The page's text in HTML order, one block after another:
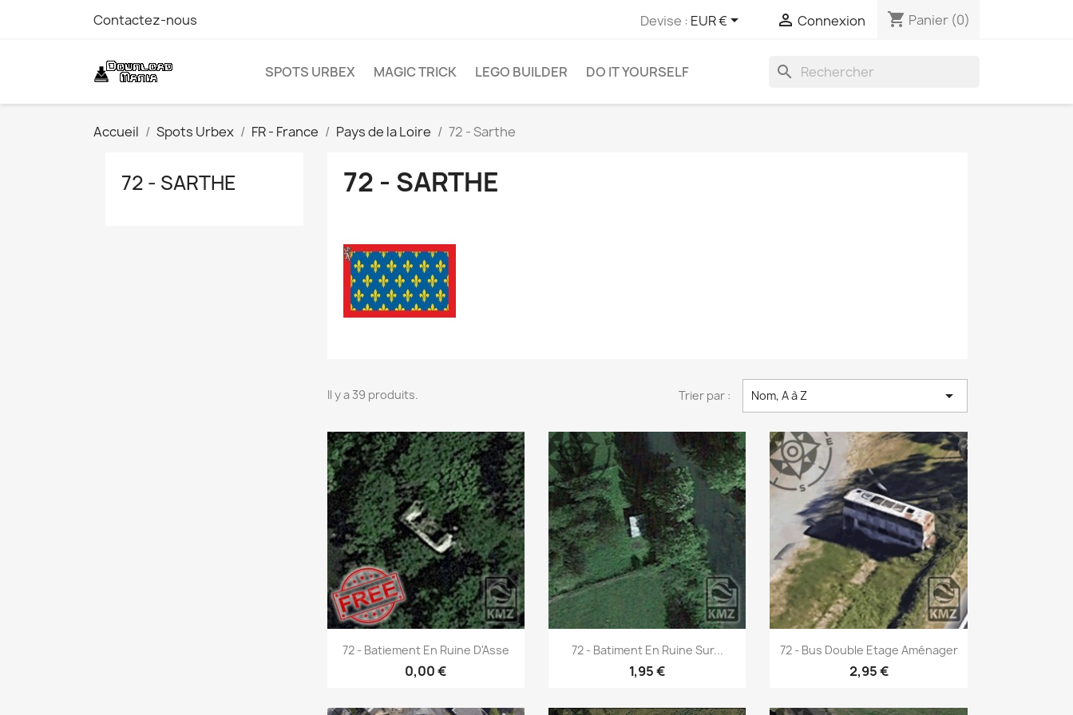
Contactez-nous Devise : EUR €  Connexion shopping_cart Panier (0)
SPOTS URBEX MAGIC TRICK LEGO BUILDER DO IT YOURSELF search
Accueil Spots Urbex FR - France Pays de la Loire 72 - Sarthe
72 - SARTHE 72 - SARTHE
Il y a 39 produits. Trier par : Nom, A à Z 
Aperçu rapide
72 - Batiement En Ruine D'Asse
0,00 €
Aperçu rapide
72 - Batiment En Ruine Sur...
1,95 €
Aperçu rapide
72 - Bus Double Etage Aménager
2,95 €